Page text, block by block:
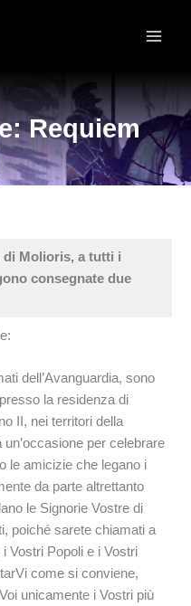
Requiem
di Molioris, a tutti i
consegnate due
dell’Avanguardia, sono
la residenza di
II, nei territori della
per celebrare
le amicizie che legano i
da parte altrettanto
le Signorie Vostre di
poiché sarete chiamati a
Vostri Popoli e i Vostri
come si conviene,
unicamente i Vostri più